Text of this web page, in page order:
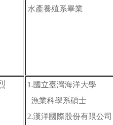
水產養殖系畢業
1.國立臺灣海洋大學
漁業科學系碩士
2.漢洋國際股份有限公司